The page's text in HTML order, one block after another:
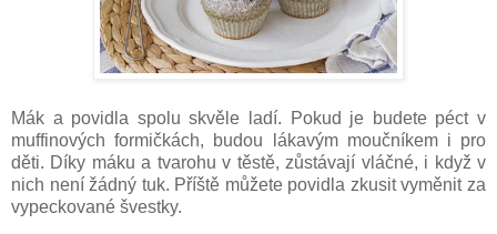
Mák a povidla spolu skvěle ladí. Pokud je budete péct v
muffinových formičkách, budou lákavým moučníkem i pro
děti. Díky máku a tvarohu v těstě, zůstávají vláčné, i když v
nich není žádný tuk. Příště můžete povidla zkusit vyměnit za
vypeckované švestky.